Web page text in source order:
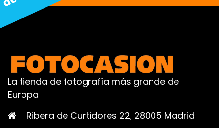
La tienda de fotografía más grande de
Europa
Ribera de Curtidores 22, 28005 Madrid